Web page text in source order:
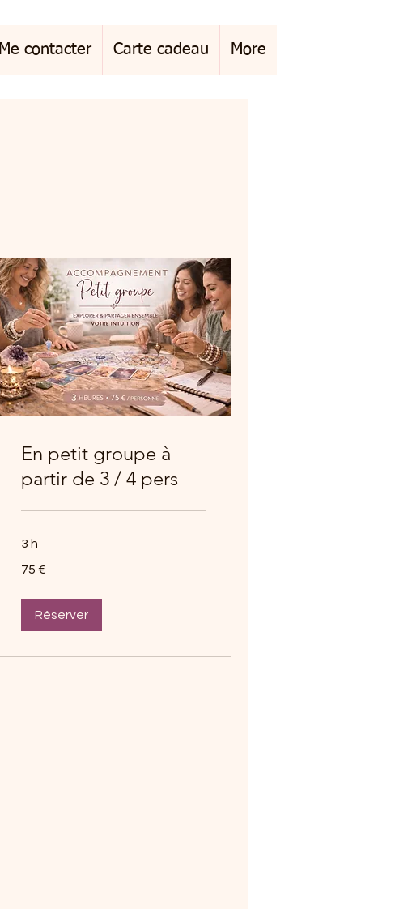
Me contacter Carte cadeau More
En petit groupe à
partir de 3 / 4 pers
3 h
euros
75 €
Réserver